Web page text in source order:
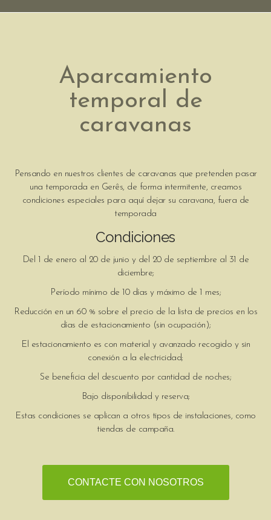
Aparcamiento
temporal de
caravanas
Pensando en nuestros clientes de caravanas que pretenden pasar
una temporada en Gerês, de forma intermitente, creamos
condiciones especiales para aquí dejar su caravana, fuera de
temporada
Condiciones
Del 1 de enero al 20 de junio y del 20 de septiembre al 31 de
diciembre;
Período mínimo de 10 días y máximo de 1 mes;
Reducción en un 60 % sobre el precio de la lista de precios en los
días de estacionamiento (sin ocupación);
El estacionamiento es con material y avanzado recogido y sin
conexión a la electricidad;
Se beneficia del descuento por cantidad de noches;
Bajo disponibilidad y reserva;
Estas condiciones se aplican a otros tipos de instalaciones, como
tiendas de campaña.
CONTACTE CON NOSOTROS